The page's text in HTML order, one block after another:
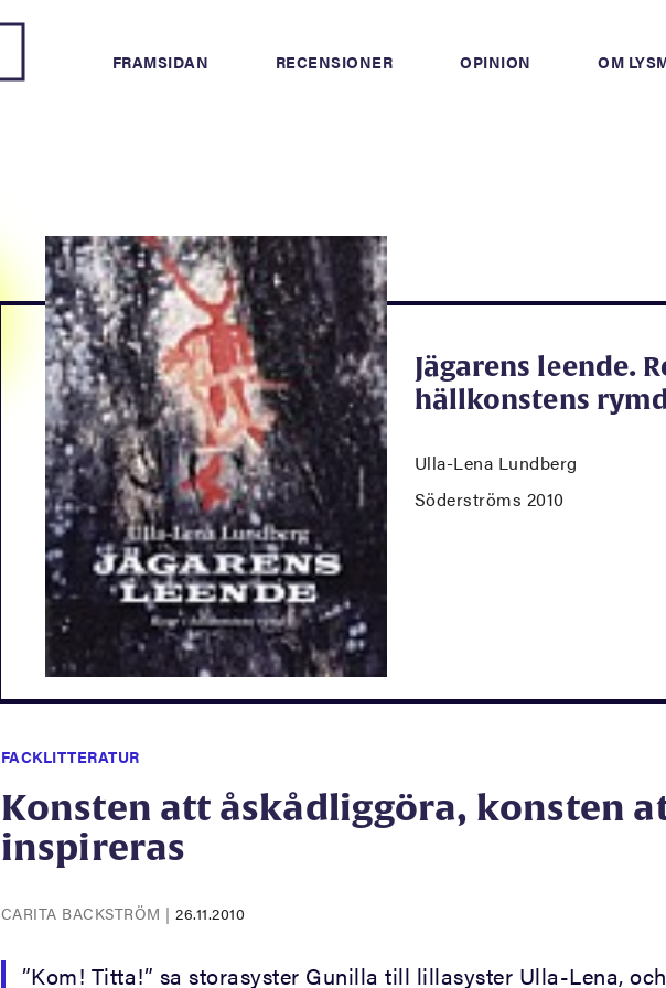
FRAMSIDAN RECENSIONER OPINION OM
Jägarens leende.
hällkonstens
Ulla-Lena Lundberg
Söderströms 2010
FACKLITTERATUR
Konsten att åskådliggöra, konsten
inspireras
CARITA BACKSTRÖM | 26.11.2010
”Kom! Titta!” sa storasyster Gunilla till lillasyster Ulla-Lena, och